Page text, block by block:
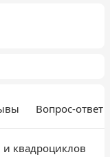
Вопрос-ответ
квадроциклов